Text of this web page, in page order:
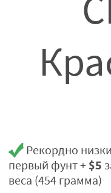
Рекордно
первый фунт + $5
веса (454 грамма)